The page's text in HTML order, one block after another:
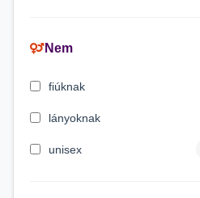
3 éves kortól
Nem
fiúknak
lányoknak
unisex